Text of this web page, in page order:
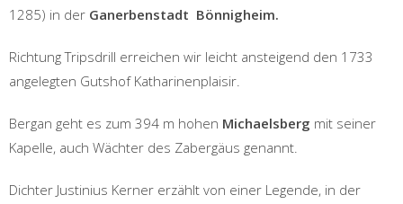
1285) in der Ganerbenstadt Bönnigheim.
Richtung Tripsdrill erreichen wir leicht ansteigend den 1733
angelegten Gutshof Katharinenplaisir.
Bergan geht es zum 394 m hohen Michaelsberg mit seiner
Kapelle, auch Wächter des Zabergäus genannt.
Dichter Justinius Kerner erzählt von einer Legende, in der